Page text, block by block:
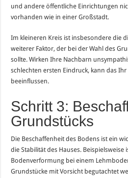
und andere öffentliche Einrichtungen
vorhanden wie in einer Großstadt.
Im kleineren Kreis ist insbesondere die
weiterer Faktor, der bei der Wahl des
sollte. Wirken Ihre Nachbarn
schlechten ersten Eindruck, kann das
beeinflussen.
Schritt 3:
Grundstücks
Die Beschaffenheit des Bodens ist ein
die Stabilität des Hauses. Beispielsweise
Bodenverformung bei einem
Grundstücke mit Vorsicht begutachtet